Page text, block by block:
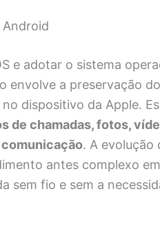
Android
e adotar o sistema
envolve a preservação
dispositivo da Apple.
de chamadas, fotos,
. A evolução
antes complexo
sem fio e sem a